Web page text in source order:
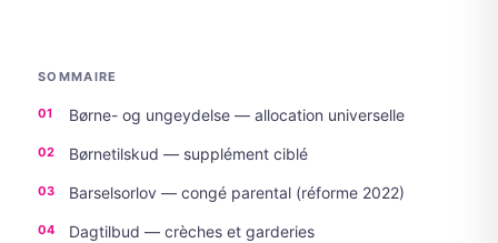
SOMMAIRE
Børne- og ungeydelse — allocation universelle
Børnetilskud — supplément ciblé
Barselsorlov — congé parental (réforme 2022)
Dagtilbud — crèches et garderies